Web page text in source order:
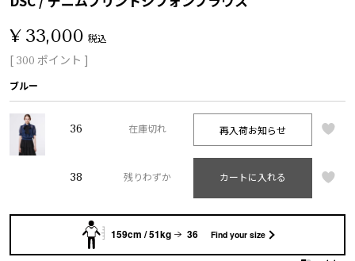
¥ 33,000 税込
[ 300 ポイント ]
ブルー
36 在庫切れ 再入荷お知らせ
38 残りわずか カートに入れる
159cm / 51kg 36 Find your size